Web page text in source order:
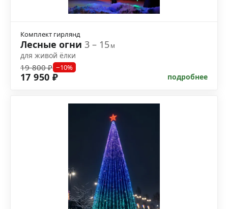
Комплект гирлянд
Лесные огни 3 – 15м
для живой ёлки
19 800 ₽ −10%
17 950 ₽ подробнее